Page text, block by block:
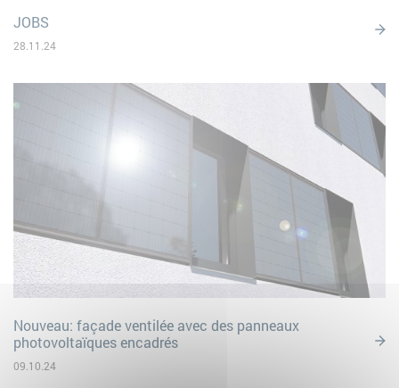
JOBS
28.11.24
Nouveau: façade ventilée avec des panneaux
photovoltaïques encadrés
09.10.24